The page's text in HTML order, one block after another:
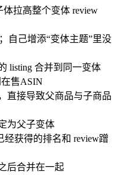
拉高整个变体 review
自己增添“变体主题”里没
listing 合并到同一变体
售ASIN
直接导致父商品与子商品
为父子变体
经获得的排名和 review蹭
后合并在一起